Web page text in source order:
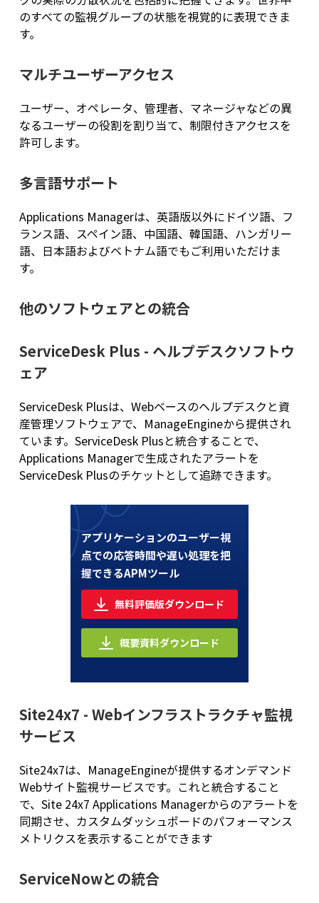
のすべての監視グループの状態を視覚的に表現できま
す。
マルチユーザーアクセス
ユーザー、オペレータ、管理者、マネージャなどの異
なるユーザーの役割を割り当て、制限付きアクセスを
許可します。
多言語サポート
Applications Managerは、英語版以外にドイツ語、フ
ランス語、スペイン語、中国語、韓国語、ハンガリー
語、日本語およびベトナム語でもご利用いただけま
す。
他のソフトウェアとの統合
ServiceDesk Plus - ヘルプデスクソフトウ
ェア
ServiceDesk Plusは、Webベースのヘルプデスクと資
産管理ソフトウェアで、ManageEngineから提供され
ています。ServiceDesk Plusと統合することで、
Applications Managerで生成されたアラートを
ServiceDesk Plusのチケットとして追跡できます。
アプリケーションのユーザー視
点での応答時間や遅い処理を把
握できるAPMツール
無料評価版ダウンロード
概要資料ダウンロード
Site24x7 - Webインフラストラクチャ監視
サービス
Site24x7は、ManageEngineが提供するオンデマンド
Webサイト監視サービスです。これと統合すること
で、Site 24x7 Applications Managerからのアラートを
同期させ、カスタムダッシュボードのパフォーマンス
メトリクスを表示することができます
ServiceNowとの統合